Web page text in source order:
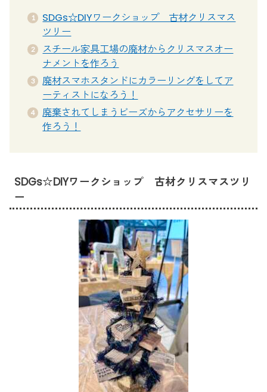
SDGs☆DIYワークショップ 古材クリスマス
ツリー
スチール家具工場の廃材からクリスマスオー
ナメントを作ろう
廃材スマホスタンドにカラーリングをしてア
ーティストになろう！
廃棄されてしまうビーズからアクセサリーを
作ろう！
SDGs☆DIYワークショップ 古材クリスマスツリ
ー